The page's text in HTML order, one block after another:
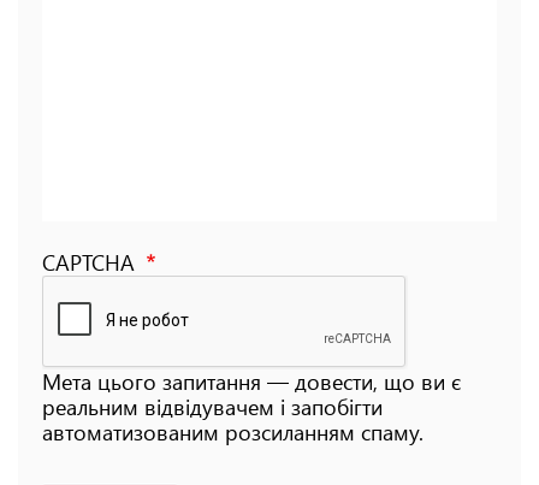
CAPTCHA
Мета цього запитання — довести, що ви є
реальним відвідувачем і запобігти
автоматизованим розсиланням спаму.